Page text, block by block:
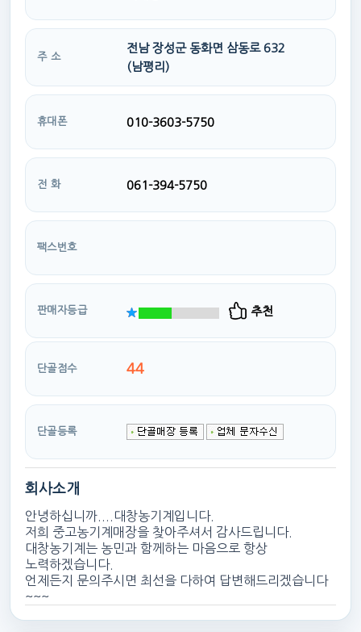
주 소
전남 장성군 동화면 삼동로 632
(남평리)
휴대폰 010-3603-5750
전 화 061-394-5750
팩스번호
판매자등급 추천
단골점수 44
단골등록
회사소개
안녕하십니까....대창농기계입니다.
저희 중고농기계매장을 찾아주셔서 감사드립니다.
대창농기계는 농민과 함께하는 마음으로 항상
노력하겠습니다.
언제든지 문의주시면 최선을 다하여 답변해드리겠습니다
~~~